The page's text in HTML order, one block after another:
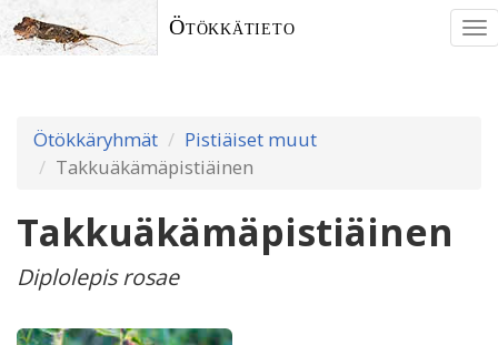
Ötökkätieto
Ötökkäryhmät
Pistiäiset muut
Takkuäkämäpistiäinen
Takkuäkämäpistiäinen
Diplolepis rosae